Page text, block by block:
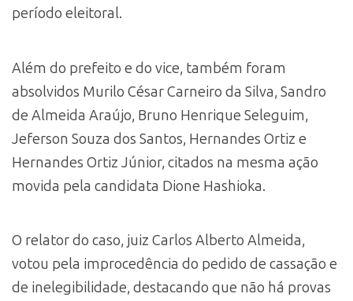
período eleitoral.
Além do prefeito e do vice, também foram
absolvidos Murilo César Carneiro da Silva, Sandro
de Almeida Araújo, Bruno Henrique Seleguim,
Jeferson Souza dos Santos, Hernandes Ortiz e
Hernandes Ortiz Júnior, citados na mesma ação
movida pela candidata Dione Hashioka.
O relator do caso, juiz Carlos Alberto Almeida,
votou pela improcedência do pedido de cassação e
de inelegibilidade, destacando que não há provas